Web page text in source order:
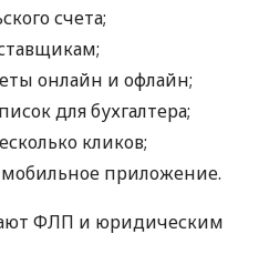
счета;
онлайн и офлайн;
для бухгалтера;
кликов;
приложение.
ФЛП и юридическим